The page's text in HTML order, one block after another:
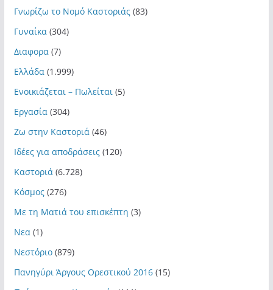
Γνωρίζω το Νομό Καστοριάς(83)
Γυναίκα (304)
Διαφορα (7)
Ελλάδα (1.999)
Ενοικιάζεται – Πωλείται (5)
Εργασία (304)
Ζω στην Καστοριά (46)
Ιδέες για αποδράσεις(120)
Καστοριά (6.728)
Κόσμος(276)
Με τη Ματιά του επισκέπτη (3)
Νεα (1)
Νεστόριο(879)
Πανηγύρι Άργους Ορεστικού 2016(15)